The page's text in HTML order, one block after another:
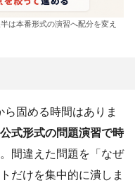
は本番形式の演習へ配分を変え
固める時間はありま
式形式の問題演習で時
間違えた問題を「なぜ
だけを集中的に潰しま